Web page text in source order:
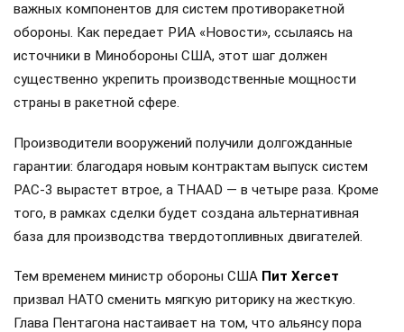
важных компонентов для систем противоракетной
обороны. Как передает РИА «Новости», ссылаясь на
источники в Минобороны США, этот шаг должен
существенно укрепить производственные мощности
страны в ракетной сфере.
Производители вооружений получили долгожданные
гарантии: благодаря новым контрактам выпуск систем
PAC-3 вырастет втрое, а THAAD — в четыре раза. Кроме
того, в рамках сделки будет создана альтернативная
база для производства твердотопливных двигателей.
Тем временем министр обороны США Пит Хегсет
призвал НАТО сменить мягкую риторику на жесткую.
Глава Пентагона настаивает на том, что альянсу пора